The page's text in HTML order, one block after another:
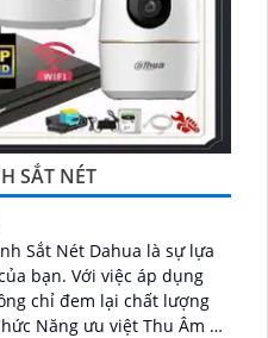
SẮT NÉT
Sắt Nét Dahua là sự lựa
áp dụng
chỉ đem lại chất lượng
Năng ưu việt Thu Âm Và